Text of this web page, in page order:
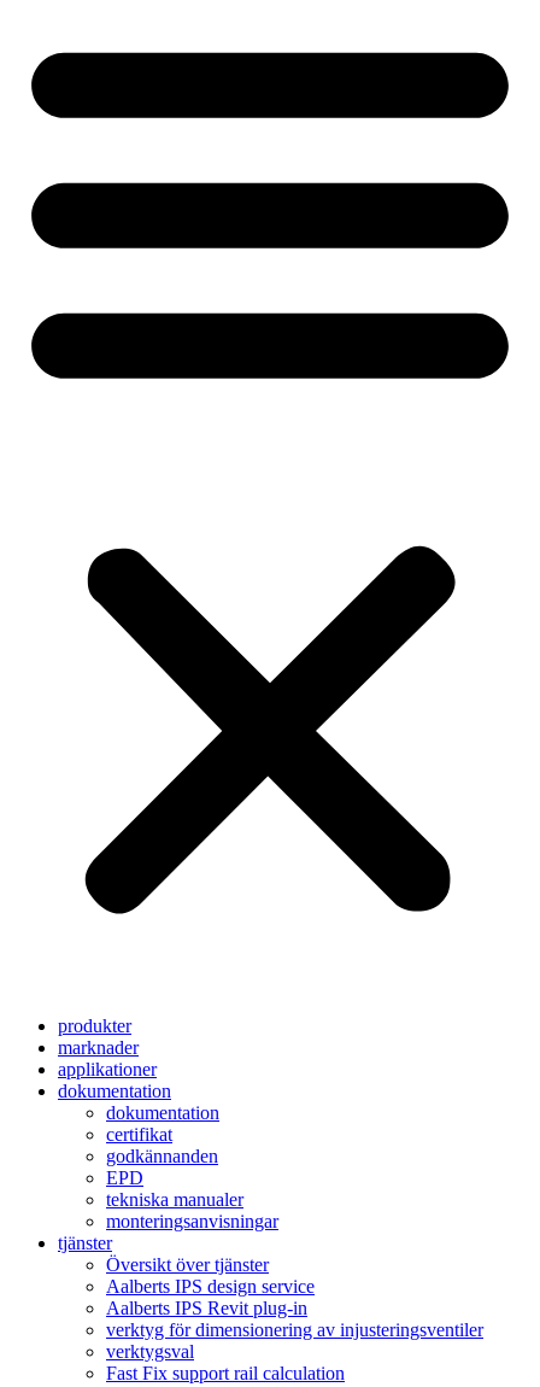
produkter
marknader
applikationer
dokumentation
dokumentation
certifikat
godkännanden
EPD
tekniska manualer
monteringsanvisningar
tjänster
Översikt över tjänster
Aalberts IPS design service
Aalberts IPS Revit plug-in
verktyg för dimensionering av injusteringsventiler
verktygsval
Fast Fix support rail calculation